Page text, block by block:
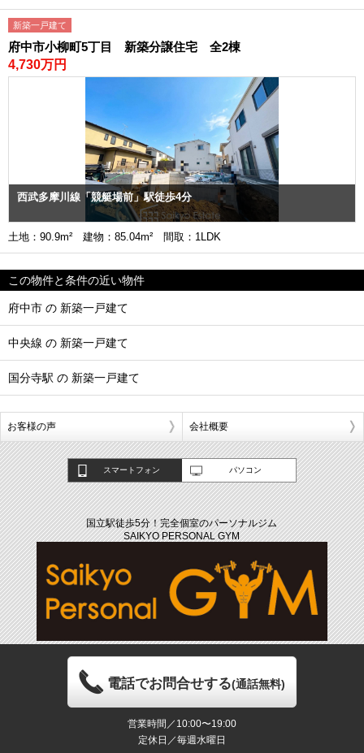
新築一戸建て
府中市小柳町5丁目 新築分譲住宅 全2棟
4,730万円
西武多摩川線「競艇場前」駅徒歩4分
土地：90.9m² 建物：85.04m² 間取：1LDK
この物件と条件の近い物件
府中市 の 新築一戸建て
中央線 の 新築一戸建て
国分寺駅 の 新築一戸建て
お客様の声 会社概要
スマートフォン パソコン
国立駅徒歩5分！完全個室のパーソナルジム
SAIKYO PERSONAL GYM
電話でお問合せする(通話無料)
営業時間／10:00〜19:00
定休日／毎週水曜日